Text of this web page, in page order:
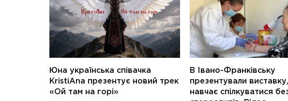
Юна українська співачка
KristiAna презентує новий трек
«Ой там на горі»
В Івано-Франківську
презентували
навчає спілкуватися